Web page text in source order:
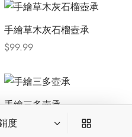
手繪草木灰石榴壺承
$99.99
手繪三多壺承
$99.99